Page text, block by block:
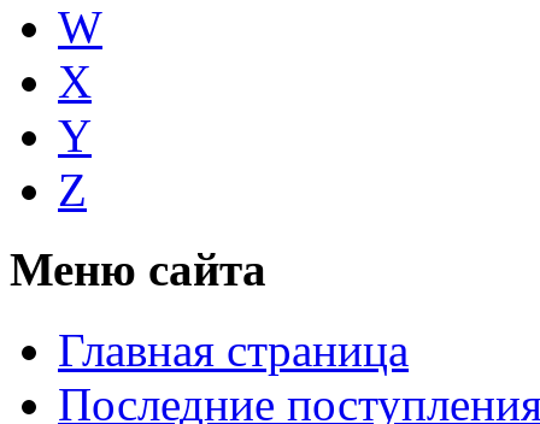
W
X
Y
Z
Меню сайта
Главная страница
Последние